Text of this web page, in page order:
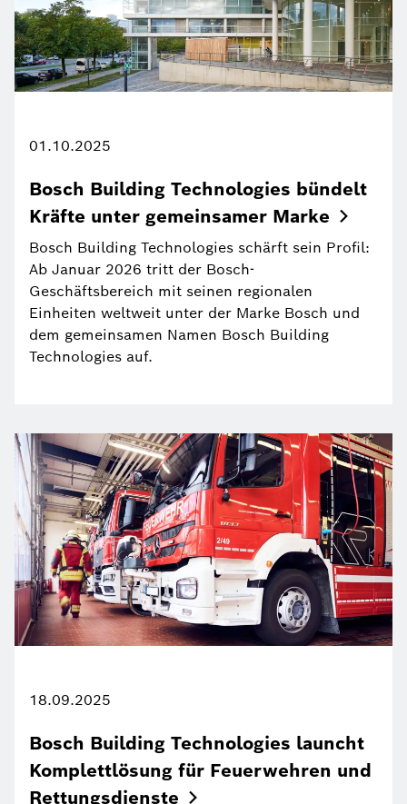
01.10.2025
Bosch Building Technologies bündelt
Kräfte unter gemeinsamer Marke
Bosch Building Technologies schärft sein Profil:
Ab Januar 2026 tritt der Bosch-
Geschäftsbereich mit seinen regionalen
Einheiten weltweit unter der Marke Bosch und
dem gemeinsamen Namen Bosch Building
Technologies auf.
18.09.2025
Bosch Building Technologies launcht
Komplettlösung für Feuerwehren und
Rettungsdienste